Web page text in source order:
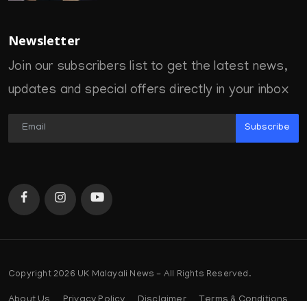
Newsletter
Join our subscribers list to get the latest news,
updates and special offers directly in your inbox
Subscribe
Copyright 2026 UK Malayali News - All Rights Reserved.